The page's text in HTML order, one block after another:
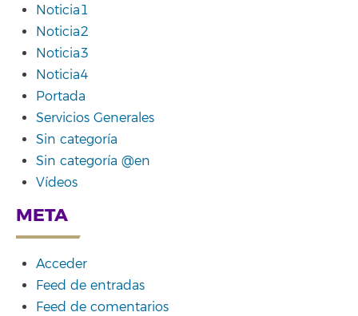
Noticia1
Noticia2
Noticia3
Noticia4
Portada
Servicios Generales
Sin categoría
Sin categoría @en
Vídeos
META
Acceder
Feed de entradas
Feed de comentarios